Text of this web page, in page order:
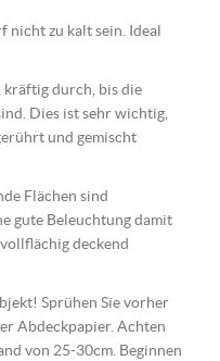
nicht zu kalt sein. Ideal
kräftig durch, bis die
Dies ist sehr wichtig,
und gemischt
Flächen sind
gute Beleuchtung damit
deckend
Sprühen Sie vorher
Abdeckpapier. Achten
von 25-30cm. Beginnen